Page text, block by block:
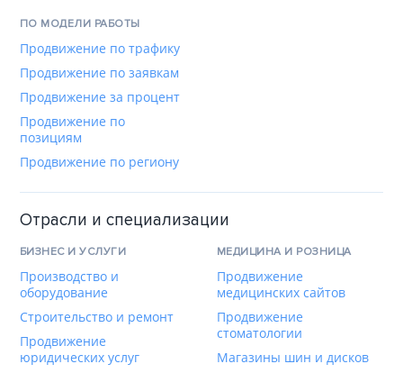
ПО МОДЕЛИ РАБОТЫ
Продвижение по трафику
Продвижение по заявкам
Продвижение за процент
Продвижение по
позициям
Продвижение по региону
Отрасли и специализации
БИЗНЕС И УСЛУГИ
Производство и
оборудование
Строительство и ремонт
Продвижение
юридических услуг
МЕДИЦИНА И РОЗНИЦА
Продвижение
медицинских сайтов
Продвижение
стоматологии
Магазины шин и дисков